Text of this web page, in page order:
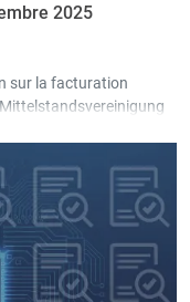
2025
sur la facturation